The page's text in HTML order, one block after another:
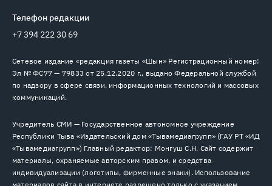
Телефон редакции
+7 394 222 30 69
Сетевое издание «редакция газеты «Шын» Регистрационный номер:
Эл № ФС77 — 79833 от 25.12.2020 г., выдано Федеральной службой
по надзору в сфере связи, информационных технологий и массовых
коммуникаций.
Учредитель СМИ — Государственное автономное учреждение
Республики Тыва «Издательский дом «Тывамедиагрупп» (ГАУ РТ «ИД
«Тывамедиагрупп») Главный редактор: Монгуш С.Н. Сайт содержит
материалы, охраняемые авторским правом, и средства
индивидуализации (логотипы, фирменные знаки). Использование